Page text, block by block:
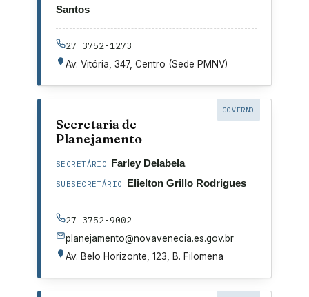
Santos
27 3752-1273
Av. Vitória, 347, Centro (Sede PMNV)
GOVERNO
Secretaria de
Planejamento
SECRETÁRIO Farley Delabela
SUBSECRETÁRIO Elielton Grillo Rodrigues
27 3752-9002
planejamento@novavenecia.es.gov.br
Av. Belo Horizonte, 123, B. Filomena